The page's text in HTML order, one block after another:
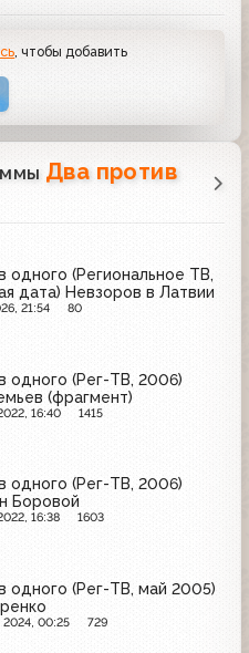
, чтобы добавить
Два против
одного (Региональное ТВ,
дата) Невзоров в Латвии
21:54 80
одного (Рег-ТВ, 2006)
(фрагмент)
16:40 1415
одного (Рег-ТВ, 2006)
Боровой
16:38 1603
одного (Рег-ТВ, май 2005)
2024, 00:25 729